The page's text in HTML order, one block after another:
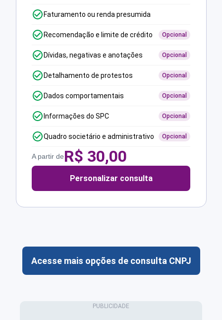
Faturamento ou renda presumida
Recomendação e limite de crédito Opcional
Dívidas, negativas e anotações Opcional
Detalhamento de protestos Opcional
Dados comportamentais Opcional
Informações do SPC Opcional
Quadro societário e administrativo Opcional
A partir deR$ 30,00
Personalizar consulta
Acesse mais opções de consulta CNPJ